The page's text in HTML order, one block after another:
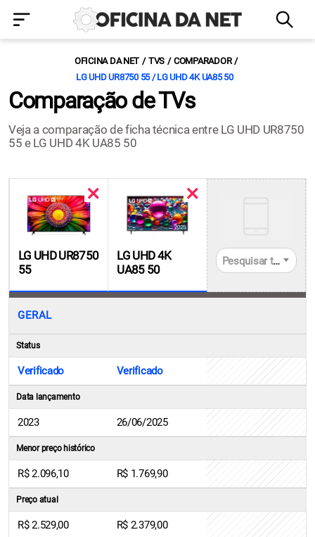
OFICINA DA NET TVS
COMPARADOR
LG UHD UR8750 55 / LG UHD 4K UA85 50
Comparação de TVs
Veja a comparação de ficha técnica entre LG UHD UR8750
55 e LG UHD 4K UA85 50
LG UHD UR8750
55
LG UHD 4K
UA85 50
Pesquisar tvs
GERAL
Status
Verificado Verificado
Data lançamento
2023 26/06/2025
Menor preço histórico
R$ 2.096,10 R$ 1.769,90
Preço atual
R$ 2.529,00 R$ 2.379,00